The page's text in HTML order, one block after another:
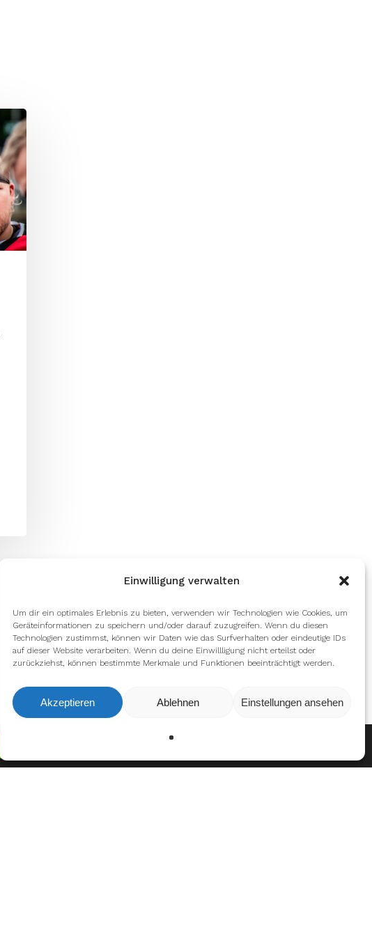
Einwilligung verwalten
Um dir ein optimales Erlebnis zu bieten, verwenden wir Technologien wie Cookies, um
Geräteinformationen zu speichern und/oder darauf zuzugreifen. Wenn du diesen
Technologien zustimmst, können wir Daten wie das Surfverhalten oder eindeutige IDs
auf dieser Website verarbeiten. Wenn du deine Einwillligung nicht erteilst oder
zurückziehst, können bestimmte Merkmale und Funktionen beeinträchtigt werden.
Akzeptieren Ablehnen Einstellungen ansehen